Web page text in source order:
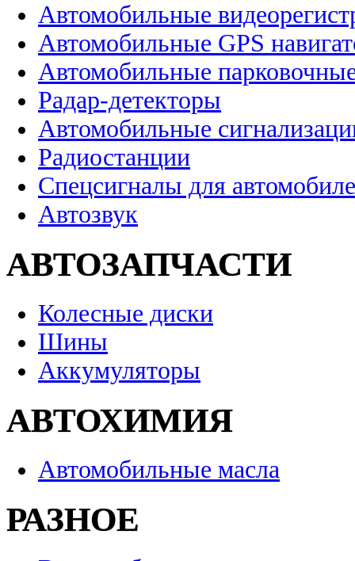
Автомобильные
Автомобильные GPS
Автомобильные
Радар-детекторы
Автомобильные
Радиостанции
Спецсигналы для
Автозвук
АВТОЗАПЧАСТИ
Колесные диски
Шины
Аккумуляторы
АВТОХИМИЯ
Автомобильные масла
РАЗНОЕ